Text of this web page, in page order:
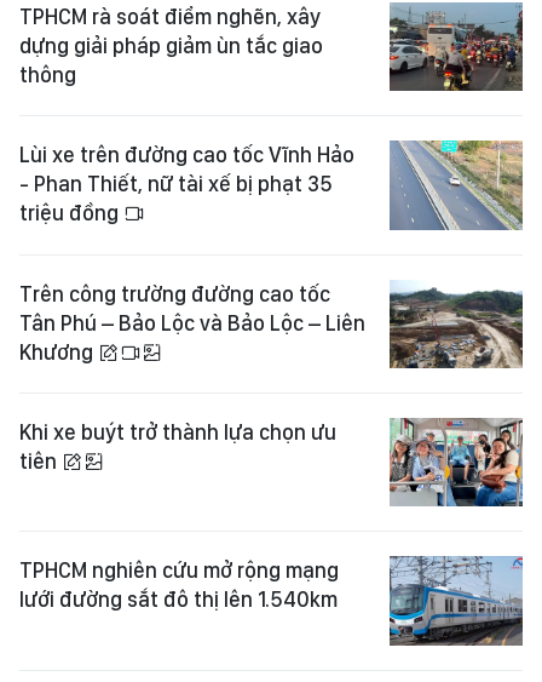
TPHCM rà soát điểm nghẽn, xây
dựng giải pháp giảm ùn tắc giao
thông
Lùi xe trên đường cao tốc Vĩnh Hảo
- Phan Thiết, nữ tài xế bị phạt 35
triệu đồng
Trên công trường đường cao tốc
Tân Phú – Bảo Lộc và Bảo Lộc – Liên
Khương
Khi xe buýt trở thành lựa chọn ưu
tiên
TPHCM nghiên cứu mở rộng mạng
lưới đường sắt đô thị lên 1.540km